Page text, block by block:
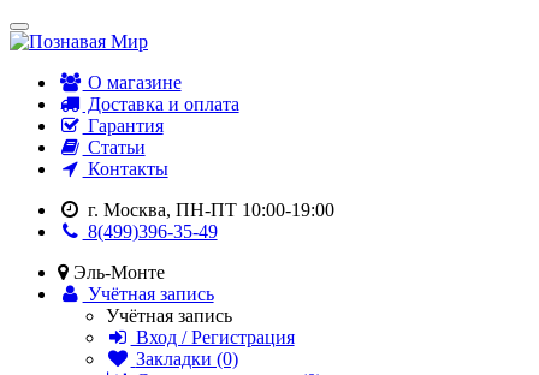
О магазине
Доставка и оплата
Гарантия
Статьи
Контакты
г. Москва, ПН-ПТ 10:00-19:00
8(499)396-35-49
Эль-Монте
Учётная запись
Учётная запись
Вход / Регистрация
Закладки (0)